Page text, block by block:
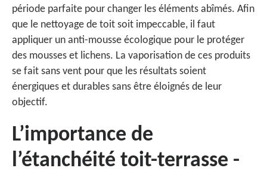
période parfaite pour changer les éléments abîmés. Afin
que le nettoyage de toit soit impeccable, il faut
appliquer un anti-mousse écologique pour le protéger
des mousses et lichens. La vaporisation de ces produits
se fait sans vent pour que les résultats soient
énergiques et durables sans être éloignés de leur
objectif.
L’importance de
l’étanchéité toit-terrasse -